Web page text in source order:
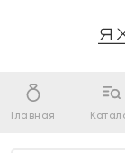
Главная